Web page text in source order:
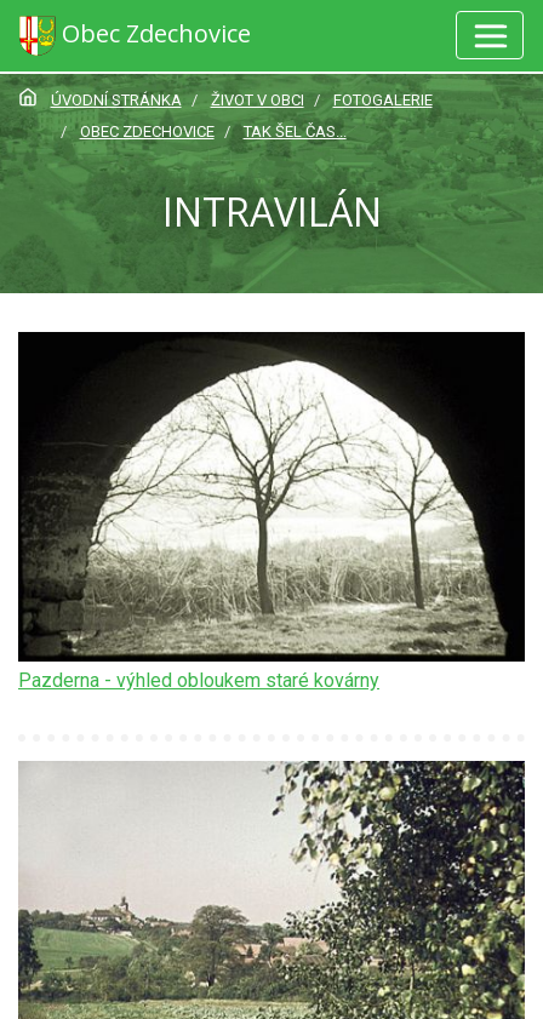
Obec Zdechovice
ÚVODNÍ STRÁNKA ŽIVOT V OBCI
FOTOGALERIE
OBEC ZDECHOVICE
TAK ŠEL ČAS...
INTRAVILÁN
Pazderna - výhled obloukem staré kovárny